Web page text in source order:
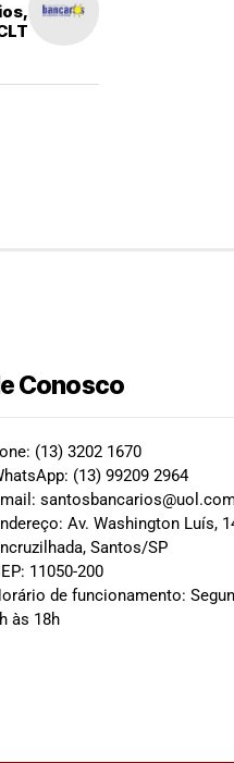
Conosco
(13) 3202 1670
(13) 99209 2964
Av. Washington Luís,
Santos/SP
11050-200
de funcionamento:
às 18h